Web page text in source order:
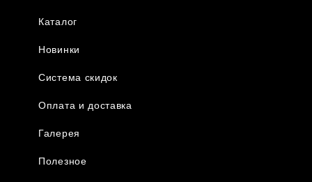
Каталог
Новинки
Система скидок
Оплата и доставка
Галерея
Полезное